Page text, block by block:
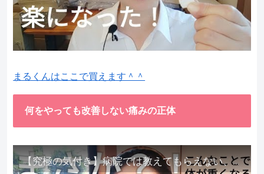
まるくんはここで買えます＾＾
何をやっても改善しない痛みの正体
【究極の気付き】病院では教えてもらえない、その長年悩んできた痛み、症状、どうして治らないのか？痛みの正体、実際に今すぐ試して知ってほしい。